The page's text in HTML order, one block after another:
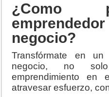
¿Como
negocio?
Transfórmate en
negocio, no
emprendimiento en
atravesar esfuerzo,